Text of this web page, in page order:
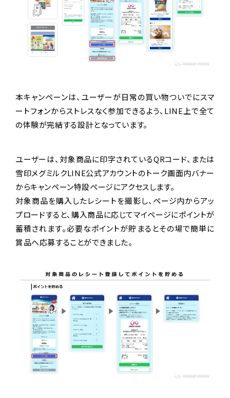
本キャンペーンは、ユーザーが日常の買い物ついでにスマ
ートフォンからストレスなく参加できるよう、LINE上で全て
の体験が完結する設計となっています。
ユーザーは、対象商品に印字されているQRコード、または
雪印メグミルクLINE公式アカウントのトーク画面内バナー
からキャンペーン特設ページにアクセスします。
対象商品を購入したレシートを撮影し、ページ内からアッ
プロードすると、購入商品に応じてマイページにポイントが
蓄積されます。必要なポイントが貯まるとその場で簡単に
賞品へ応募することができました。